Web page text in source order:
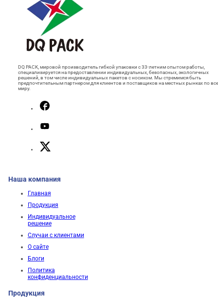
DQ PACK, мировой производитель гибкой упаковки с 33-летним опытом работы,
специализируется на предоставлении индивидуальных, безопасных, экологичных
решений, в том числе индивидуальных пакетов с носиком. Мы стремимся быть
предпочтительным партнером для клиентов и поставщиков на местных рынках по
миру.
Наша компания
Главная
Продукция
Индивидуальное
решение
Случаи с клиентами
О сайте
Блоги
Политика
конфиденциальности
Продукция